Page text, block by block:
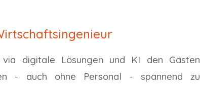
digitale Lösungen und KI den Gästen
- auch ohne Personal - spannend zu